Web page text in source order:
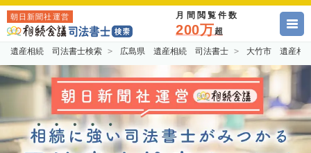
朝日新聞社運営 月間閲覧件数
200万超
遺産相続 司法書士検索 広島県 遺産相続 司法書士 大竹市 遺産相